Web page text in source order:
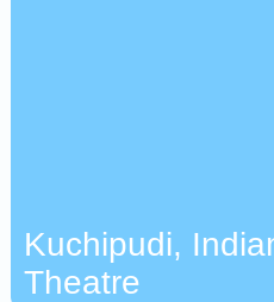
Kuchipudi,
Theatre